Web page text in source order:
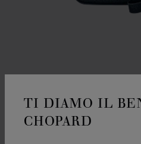
TI DIAMO IL
CHOPARD